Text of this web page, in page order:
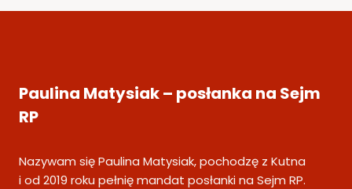
Paulina Matysiak – posłanka na Sejm
RP
Nazywam się Paulina Matysiak, pochodzę z Kutna
i od 2019 roku pełnię mandat posłanki na Sejm RP.